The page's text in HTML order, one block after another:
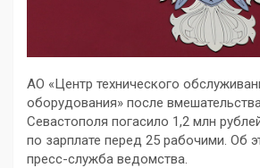
АО «Центр технического
оборудования» после
Севастополя погасило 1,2 млн
по зарплате перед 25 рабочими. Об
пресс-служба ведомства.